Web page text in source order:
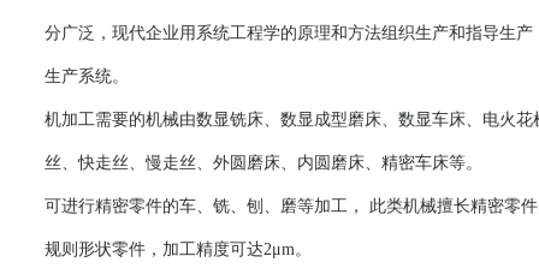
分广泛，现代企业用系统工程学的原理和方法组织生产和指导生
生产系统。
机加工需要的机械由数显铣床、数显成型磨床、数显车床、电火
丝、快走丝、慢走丝、外圆磨床、内圆磨床、精密车床等。
可进行精密零件的车、铣、刨、磨等加工， 此类机械擅长精密零
规则形状零件，加工精度可达2μm。